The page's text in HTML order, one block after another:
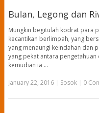
Bulan, Legong dan
Mungkin begitulah kodrat para
kecantikan berlimpah, yang
yang menaungi keindahan dan
yang pekat antara
kemudian ia …
January 22, 2016| Sosok| 0